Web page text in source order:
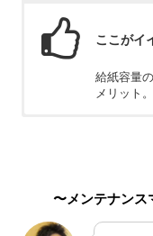
ここがイ
給紙容量
メリット。
スを確保
〜メンテナンス